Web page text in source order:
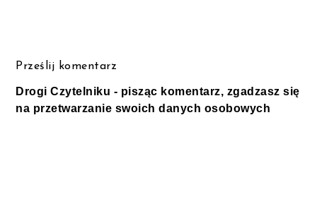
Prześlij komentarz
Drogi Czytelniku - pisząc komentarz, zgadzasz się
na przetwarzanie swoich danych osobowych